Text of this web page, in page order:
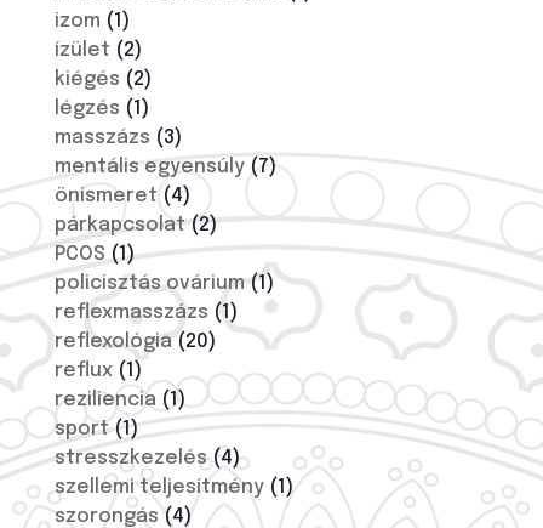
izom (1)
ízület (2)
kiégés (2)
légzés (1)
masszázs (3)
mentális egyensúly(7)
önismeret (4)
párkapcsolat(2)
PCOS (1)
policisztás ovárium(1)
reflexmasszázs (1)
reflexológia(20)
reflux(1)
reziliencia(1)
sport(1)
stresszkezelés(4)
szellemi teljesítmény(1)
szorongás (4)